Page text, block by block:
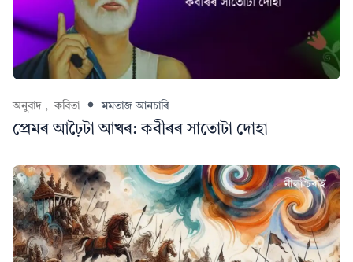
অনুবাদ , কবিতা মমতাজ আনচাৰি
প্ৰেমৰ আঢ়ৈটা আখৰ: কবীৰৰ সাতোটা দোহা